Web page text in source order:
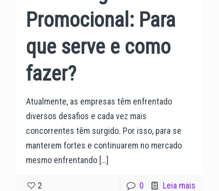
Promocional: Para
que serve e como
fazer?
Atualmente, as empresas têm enfrentado
diversos desafios e cada vez mais
concorrentes têm surgido. Por isso, para se
manterem fortes e continuarem no mercado
mesmo enfrentando […]
2 0 Leia mais